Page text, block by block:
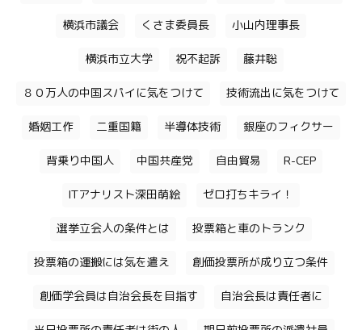
横浜市議会 くさま委員長 小山内理事長
横浜市立大学 祝不起訴 藤井聡
８０万人の中国スパイに気をつけて 技術流出に気をつけて
婚姻工作 二重国籍 半導体技術 銀座のフィクサー
背乗り中国人 中国共産党 自由貿易 R-CEP
ITアナリスト深田萌絵 ゼロ打ちキライ！
選挙立会人の条件とは 投票箱と車のトランク
投票箱の運搬には気を遣え 創価投票所が成り立つ条件
創価学会員は自治会長を目指す 自治会長は責任者に